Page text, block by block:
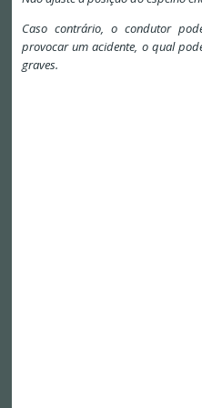
Caso contrário, o condutor
provocar um acidente, o qual
graves.